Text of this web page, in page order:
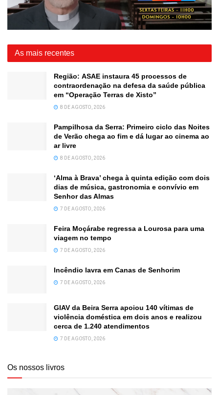
As mais recentes
Região: ASAE instaura 45 processos de
contraordenação na defesa da saúde pública
em “Operação Terras de Xisto”
8 DE AGOSTO, 2026
Pampilhosa da Serra: Primeiro ciclo das Noites
de Verão chega ao fim e dá lugar ao cinema ao
ar livre
8 DE AGOSTO, 2026
‘Alma à Brava’ chega à quinta edição com dois
dias de música, gastronomia e convívio em
Senhor das Almas
7 DE AGOSTO, 2026
Feira Moçárabe regressa a Lourosa para uma
viagem no tempo
7 DE AGOSTO, 2026
Incêndio lavra em Canas de Senhorim
7 DE AGOSTO, 2026
GIAV da Beira Serra apoiou 140 vítimas de
violência doméstica em dois anos e realizou
cerca de 1.240 atendimentos
7 DE AGOSTO, 2026
Os nossos livros